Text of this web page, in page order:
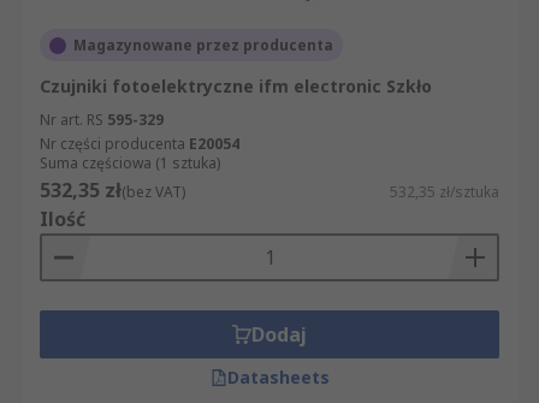
Magazynowane przez producenta
Czujniki fotoelektryczne ifm electronic Szkło
Nr art. RS 595-329
Nr części producenta E20054
Suma częściowa (1 sztuka)
532,35 zł(bez VAT) 532,35 zł/sztuka
Ilość
Dodaj
Datasheets